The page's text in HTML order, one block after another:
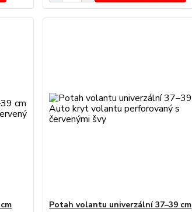
Potah volantu univerzální 37–39 cm